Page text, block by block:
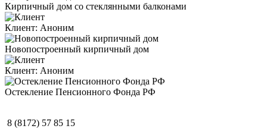
Кирпичный дом со стеклянными балконами
Клиент: Аноним
Новопостроенный кирпичный дом
Клиент: Аноним
Остекление Пенсионного Фонда РФ
8 (8172) 57 85 15